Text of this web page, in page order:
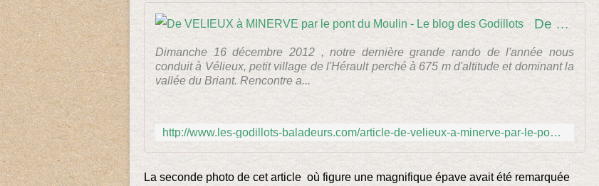
De VELIEUX à MINERVE par le pont du Moulin - Le blog des Godillots
Dimanche 16 décembre 2012 , notre dernière grande rando de l'année nous
conduit à Vélieux, petit village de l'Hérault perché à 675 m d'altitude et dominant la
vallée du Briant. Rencontre a...
http://www.les-godillots-baladeurs.com/article-de-velieux-a-minerve-par-le-pont-du-moulin-113694582.html
La seconde photo de cet article où figure une magnifique épave avait été remarquée